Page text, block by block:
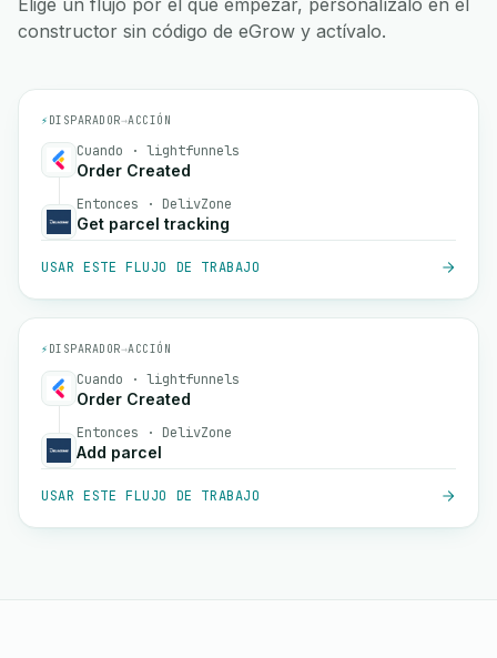
Elige un flujo por el que empezar, personalízalo en el
constructor sin código de eGrow y actívalo.
⚡ DISPARADOR→ACCIÓN
Cuando · lightfunnels
Order Created
Entonces · DelivZone
Get parcel tracking
USAR ESTE FLUJO DE TRABAJO
⚡ DISPARADOR→ACCIÓN
Cuando · lightfunnels
Order Created
Entonces · DelivZone
Add parcel
USAR ESTE FLUJO DE TRABAJO